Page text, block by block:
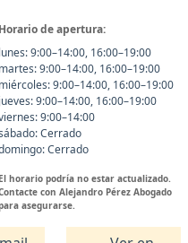
Horario de apertura:
lunes: 9:00–14:00, 16:00–19:00
martes: 9:00–14:00, 16:00–19:00
miércoles: 9:00–14:00, 16:00–19:00
jueves: 9:00–14:00, 16:00–19:00
9:00–14:00
Cerrado
Cerrado
El horario podría no estar actualizado.
con Alejandro Pérez Abogado
asegurarse.